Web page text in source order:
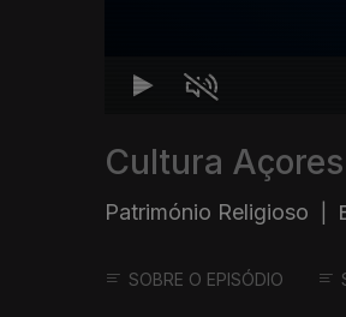
Cultura Açores
Património Religioso
SOBRE O EPISÓDIO